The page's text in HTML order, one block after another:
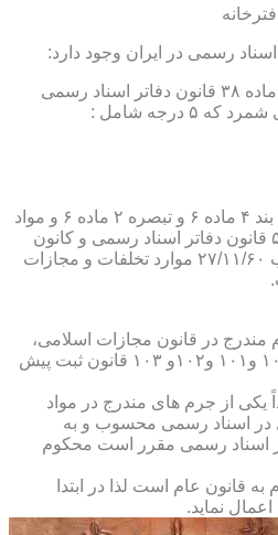
رسمی در ایران وجود دارد:
۱-مسئولیت انتظامی و اداری ماده ۳۸ قانون دفاتر اسناد رسمی
درجه شامل :
و طبق ماده ۲۹ آئین نامه های بند ۴ ماده ۶ و تبصره ۲ ماده ۶ و مواد
۱۴- ۱۷-۱۹-۲۰-۲۴-۲۸-۳۷ و ۵۳ قانون دفاتر اسناد رسمی و کانون
سردفتران و دفتریاران مصوب ۲۷/۱۱/۶۰ موارد تخلفات و مجازات
در قانون مجازات اسلامی،
مقررات خاصی نیز در مواد ۱۰۰ و۱۰۱ و۱۰۲و ۱۰۳ قانون ثبت پیش
از جرم های مندرج در مواد
در اسناد رسمی محسوب و به
اسناد رسمی مقرر است محکوم
قانون عام است لذا در ابتدا
نماید.